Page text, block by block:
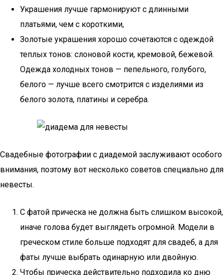
Украшения лучше гармонируют с длинными
платьями, чем с короткими,
Золотые украшения хорошо сочетаются с одеждой
теплых тонов: слоновой кости, кремовой, бежевой.
Одежда холодных тонов — пепельного, голубого,
белого — лучше всего смотрится с изделиями из
белого золота, платины и серебра.
Свадебные фотографии с диадемой заслуживают особого
внимания, поэтому вот несколько советов специально для
невесты.
С фатой прическа не должна быть слишком высокой,
иначе голова будет выглядеть огромной. Модели в
греческом стиле больше подходят для свадеб, а для
фаты лучше выбрать одинарную или двойную.
Чтобы прическа действительно подходила ко дню